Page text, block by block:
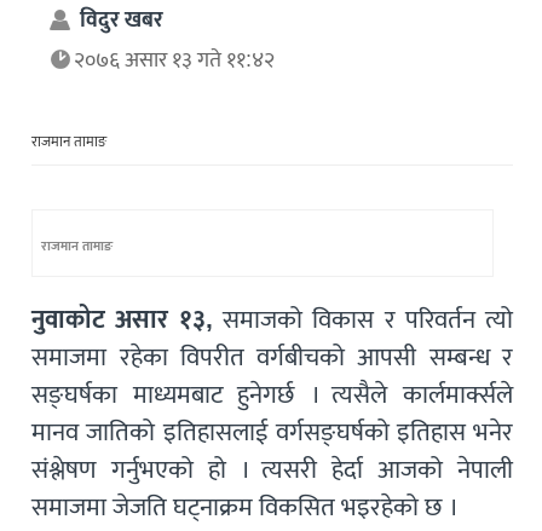
विदुर खबर
२०७६ असार १३ गते ११:४२
राजमान तामाङ
राजमान तामाङ
नुवाकोट असार १३, समाजको विकास र परिवर्तन त्यो
समाजमा रहेका विपरीत वर्गबीचको आपसी सम्बन्ध र
सङ्घर्षका माध्यमबाट हुनेगर्छ । त्यसैले कार्लमार्क्सले
मानव जातिको इतिहासलाई वर्गसङ्घर्षको इतिहास भनेर
संश्लेषण गर्नुभएको हो । त्यसरी हेर्दा आजको नेपाली
समाजमा जेजति घट्नाक्रम विकसित भइरहेको छ ।